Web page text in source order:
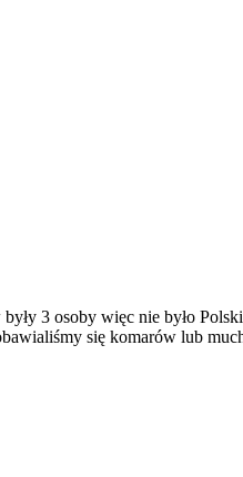
3 osoby więc nie było
się komarów lub